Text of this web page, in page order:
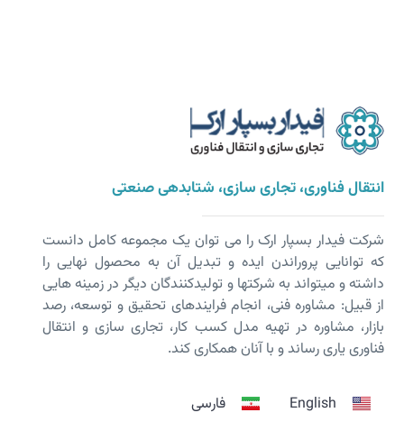
انتقال فناوری، تجاری سازی، شتابدهی صنعتی
شرکت فیدار بسپار ارک را می توان یک مجموعه کامل دانست
که توانایی پروراندن ایده و تبدیل آن به محصول نهایی را
داشته و می­تواند به شرکت­ها و تولیدکنندگان دیگر در زمینه هایی
از قبیل: مشاوره فنی، انجام فرایندهای تحقیق و توسعه، رصد
بازار، مشاوره در تهیه مدل کسب کار، تجاری سازی و انتقال
فناوری یاری رساند و با آنان همکاری کند.
English فارسی